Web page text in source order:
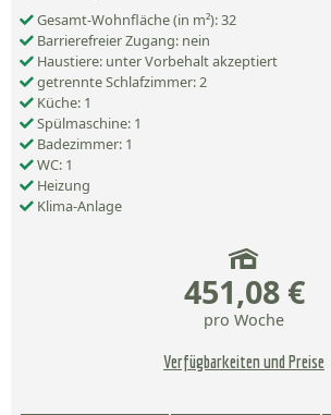
Gesamt-Wohnfläche (in m²): 32
Barrierefreier Zugang: nein
Haustiere: unter Vorbehalt akzeptiert
getrennte Schlafzimmer: 2
Küche: 1
Spülmaschine: 1
Badezimmer: 1
WC: 1
Heizung
Klima-Anlage
451,08 €
pro Woche
Verfügbarkeiten und Preise